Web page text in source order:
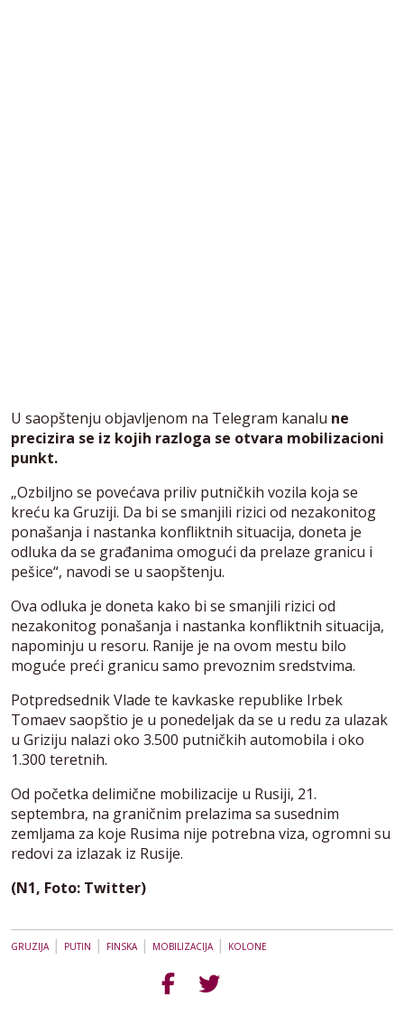
U saopštenju objavljenom na Telegram kanalu ne
precizira se iz kojih razloga se otvara mobilizacioni
punkt.
„Ozbiljno se povećava priliv putničkih vozila koja se
kreću ka Gruziji. Da bi se smanjili rizici od nezakonitog
ponašanja i nastanka konfliktnih situacija, doneta je
odluka da se građanima omogući da prelaze granicu i
pešice“, navodi se u saopštenju.
Ova odluka je doneta kako bi se smanjili rizici od
nezakonitog ponašanja i nastanka konfliktnih situacija,
napominju u resoru. Ranije je na ovom mestu bilo
moguće preći granicu samo prevoznim sredstvima.
Potpredsednik Vlade te kavkaske republike Irbek
Tomaev saopštio je u ponedeljak da se u redu za ulazak
u Griziju nalazi oko 3.500 putničkih automobila i oko
1.300 teretnih.
Od početka delimične mobilizacije u Rusiji, 21.
septembra, na graničnim prelazima sa susednim
zemljama za koje Rusima nije potrebna viza, ogromni su
redovi za izlazak iz Rusije.
(N1, Foto: Twitter)
GRUZIJA| PUTIN | FINSKA| MOBILIZACIJA| KOLONE